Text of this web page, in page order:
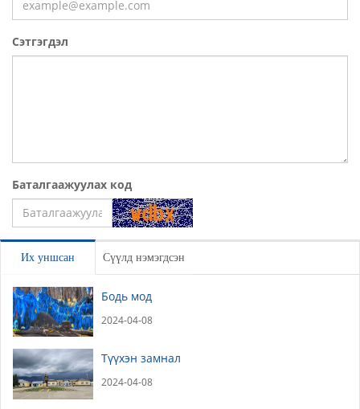
Сэтгэгдэл
Баталгаажуулах код
Их уншсан Сүүлд нэмэгдсэн
Бодь мод
2024-04-08
Түүхэн замнал
2024-04-08